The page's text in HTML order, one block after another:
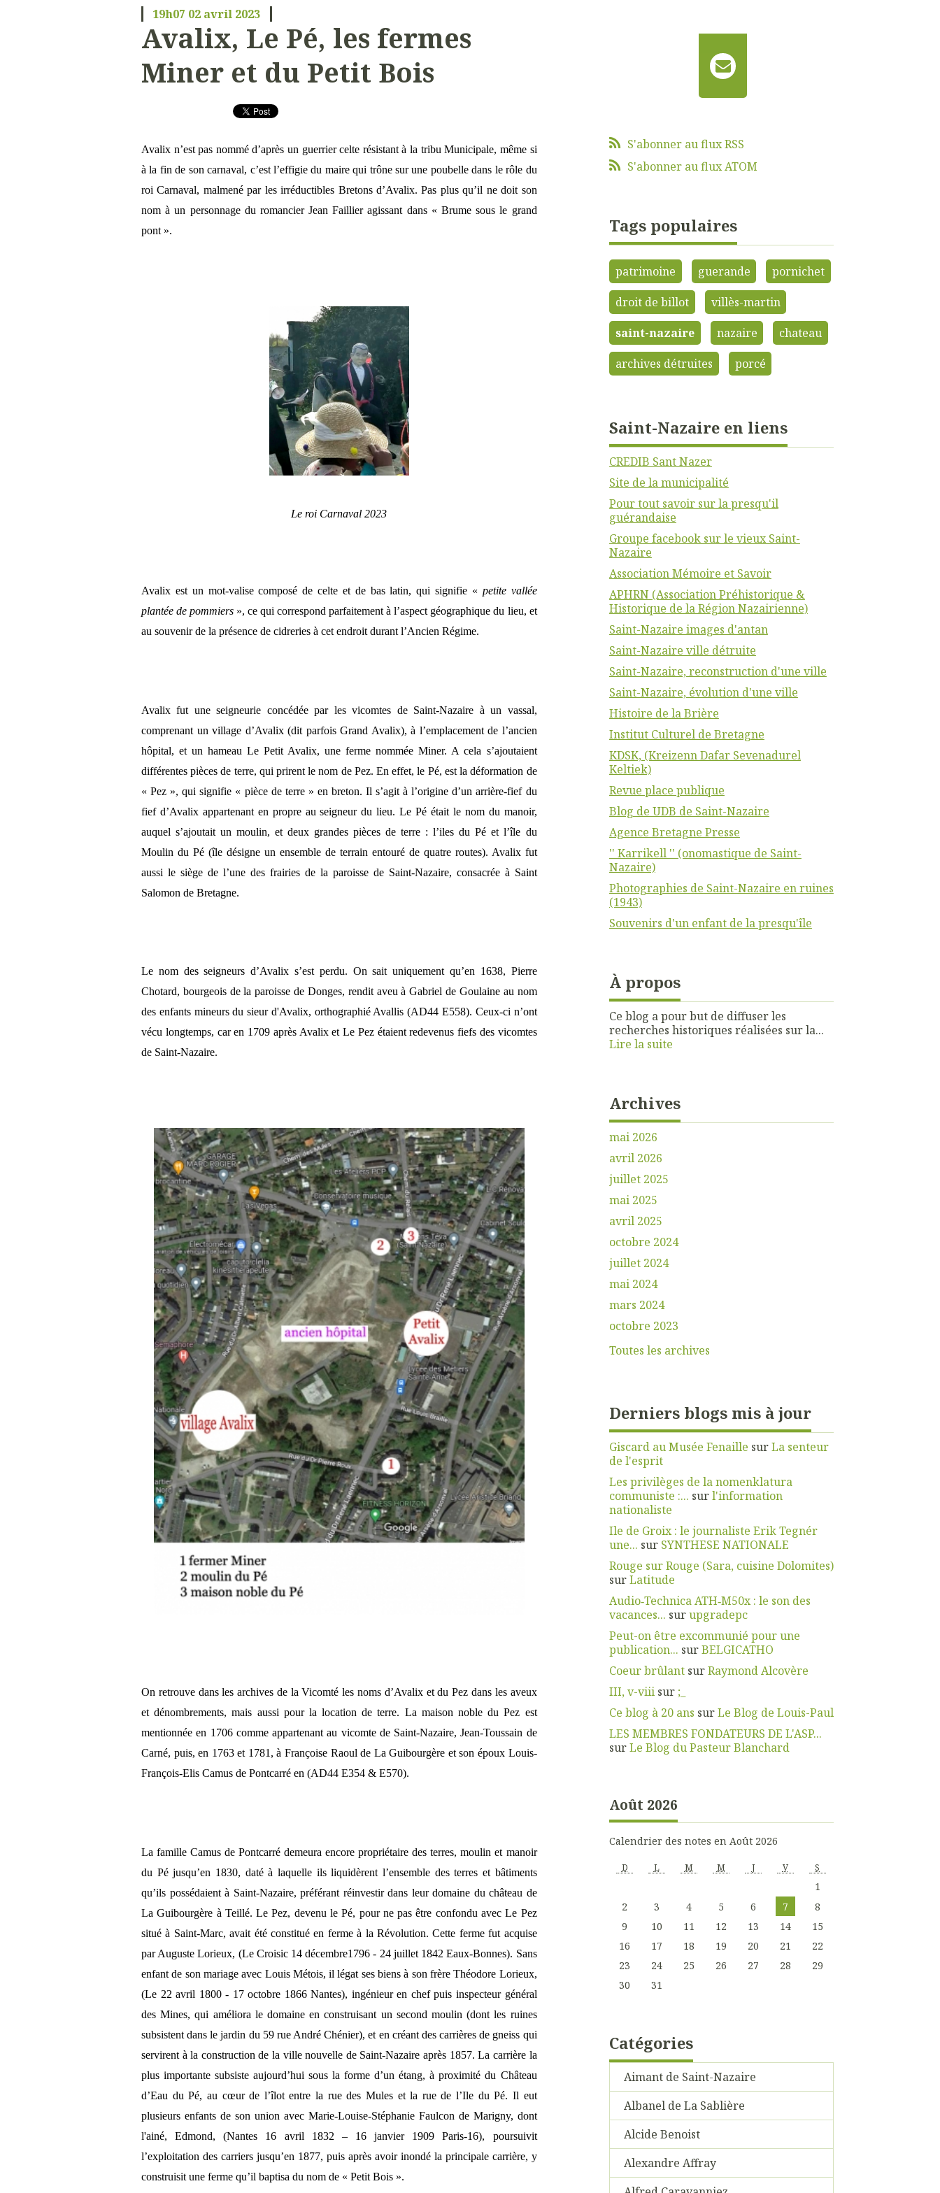
19h07 02 avril 2023
Avalix, Le Pé, les fermes
Miner et du Petit Bois
Avalix n’est pas nommé d’après un guerrier celte résistant à la tribu Municipale, même si
à la fin de son carnaval, c’est l’effigie du maire qui trône sur une poubelle dans le rôle du
roi Carnaval, malmené par les irréductibles Bretons d’Avalix. Pas plus qu’il ne doit son
nom à un personnage du romancier Jean Faillier agissant dans « Brume sous le grand
pont ».
Le roi Carnaval 2023
Avalix est un mot-valise composé de celte et de bas latin, qui signifie « petite vallée
plantée de pommiers », ce qui correspond parfaitement à l’aspect géographique du lieu, et
au souvenir de la présence de cidreries à cet endroit durant l’Ancien Régime.
Avalix fut une seigneurie concédée par les vicomtes de Saint-Nazaire à un vassal,
comprenant un village d’Avalix (dit parfois Grand Avalix), à l’emplacement de l’ancien
hôpital, et un hameau Le Petit Avalix, une ferme nommée Miner. A cela s’ajoutaient
différentes pièces de terre, qui prirent le nom de Pez. En effet, le Pé, est la déformation de
« Pez », qui signifie « pièce de terre » en breton. Il s’agit à l’origine d’un arrière-fief du
fief d’Avalix appartenant en propre au seigneur du lieu. Le Pé était le nom du manoir,
auquel s’ajoutait un moulin, et deux grandes pièces de terre : l’iles du Pé et l’île du
Moulin du Pé (île désigne un ensemble de terrain entouré de quatre routes). Avalix fut
aussi le siège de l’une des frairies de la paroisse de Saint-Nazaire, consacrée à Saint
Salomon de Bretagne.
Le nom des seigneurs d’Avalix s’est perdu. On sait uniquement qu’en 1638, Pierre
Chotard, bourgeois de la paroisse de Donges, rendit aveu à Gabriel de Goulaine au nom
des enfants mineurs du sieur d'Avalix, orthographié Avallis (AD44 E558). Ceux-ci n’ont
vécu longtemps, car en 1709 après Avalix et Le Pez étaient redevenus fiefs des vicomtes
de Saint-Nazaire.
On retrouve dans les archives de la Vicomté les noms d’Avalix et du Pez dans les aveux
et dénombrements, mais aussi pour la location de terre. La maison noble du Pez est
mentionnée en 1706 comme appartenant au vicomte de Saint-Nazaire, Jean-Toussain de
Carné, puis, en 1763 et 1781, à Françoise Raoul de La Guibourgère et son époux Louis-
François-Elis Camus de Pontcarré en (AD44 E354 & E570).
La famille Camus de Pontcarré demeura encore propriétaire des terres, moulin et manoir
du Pé jusqu’en 1830, daté à laquelle ils liquidèrent l’ensemble des terres et bâtiments
qu’ils possédaient à Saint-Nazaire, préférant réinvestir dans leur domaine du château de
La Guibourgère à Teillé. Le Pez, devenu le Pé, pour ne pas être confondu avec Le Pez
situé à Saint-Marc, avait été constitué en ferme à la Révolution. Cette ferme fut acquise
par Auguste Lorieux, (Le Croisic 14 décembre1796 - 24 juillet 1842 Eaux-Bonnes). Sans
enfant de son mariage avec Louis Métois, il légat ses biens à son frère Théodore Lorieux,
(Le 22 avril 1800 - 17 octobre 1866 Nantes), ingénieur en chef puis inspecteur général
des Mines, qui améliora le domaine en construisant un second moulin (dont les ruines
subsistent dans le jardin du 59 rue André Chénier), et en créant des carrières de gneiss qui
servirent à la construction de la ville nouvelle de Saint-Nazaire après 1857. La carrière la
plus importante subsiste aujourd’hui sous la forme d’un étang, à proximité du Château
d’Eau du Pé, au cœur de l’îlot entre la rue des Mules et la rue de l’Ile du Pé. Il eut
plusieurs enfants de son union avec Marie-Louise-Stéphanie Faulcon de Marigny, dont
l'ainé, Edmond, (Nantes 16 avril 1832 – 16 janvier 1909 Paris-16), poursuivit
l’exploitation des carriers jusqu’en 1877, puis après avoir inondé la principale carrière, y
construisit une ferme qu’il baptisa du nom de « Petit Bois ».
S'abonner au flux RSS
S'abonner au flux ATOM
Tags populaires
patrimoine guerande pornichet
droit de billot villès-martin
saint-nazaire nazaire chateau
archives détruites porcé
Saint-Nazaire en liens
CREDIB Sant Nazer
Site de la municipalité
Pour tout savoir sur la presqu'il
guérandaise
Groupe facebook sur le vieux Saint-
Nazaire
Association Mémoire et Savoir
APHRN (Association Préhistorique &
Historique de la Région Nazairienne)
Saint-Nazaire images d'antan
Saint-Nazaire ville détruite
Saint-Nazaire, reconstruction d'une ville
Saint-Nazaire, évolution d'une ville
Histoire de la Brière
Institut Culturel de Bretagne
KDSK, (Kreizenn Dafar Sevenadurel
Keltiek)
Revue place publique
Blog de UDB de Saint-Nazaire
Agence Bretagne Presse
'' Karrikell '' (onomastique de Saint-
Nazaire)
Photographies de Saint-Nazaire en ruines
(1943)
Souvenirs d'un enfant de la presqu'île
À propos
Ce blog a pour but de diffuser les
recherches historiques réalisées sur la...
Lire la suite
Archives
mai 2026
avril 2026
juillet 2025
mai 2025
avril 2025
octobre 2024
juillet 2024
mai 2024
mars 2024
octobre 2023
Toutes les archives
Derniers blogs mis à jour
Giscard au Musée Fenaille surLa senteur
de l'esprit
Les privilèges de la nomenklatura
communiste :... surl'information
nationaliste
Ile de Groix : le journaliste Erik Tegnér
une... sur SYNTHESE NATIONALE
Rouge sur Rouge (Sara, cuisine Dolomites)
surLatitude
Audio‑Technica ATH‑M50x : le son des
vacances... surupgradepc
Peut-on être excommunié pour une
publication... surBELGICATHO
Coeur brûlantsurRaymond Alcovère
III, v-viiisur ;_
Ce blog à 20 ans surLe Blog de Louis-Paul
LES MEMBRES FONDATEURS DE L'ASP...
surLe Blog du Pasteur Blanchard
Août 2026
Calendrier des notes en Août 2026
D L M M J V S
1
2
3 4 5 6 7
8
9
10 11 12 13 14
15
16
17 18 19 20 21
22
23
24 25 26 27 28
29
30
31
Catégories
Aimant de Saint-Nazaire
Albanel de La Sablière
Alcide Benoist
Alexandre Affray